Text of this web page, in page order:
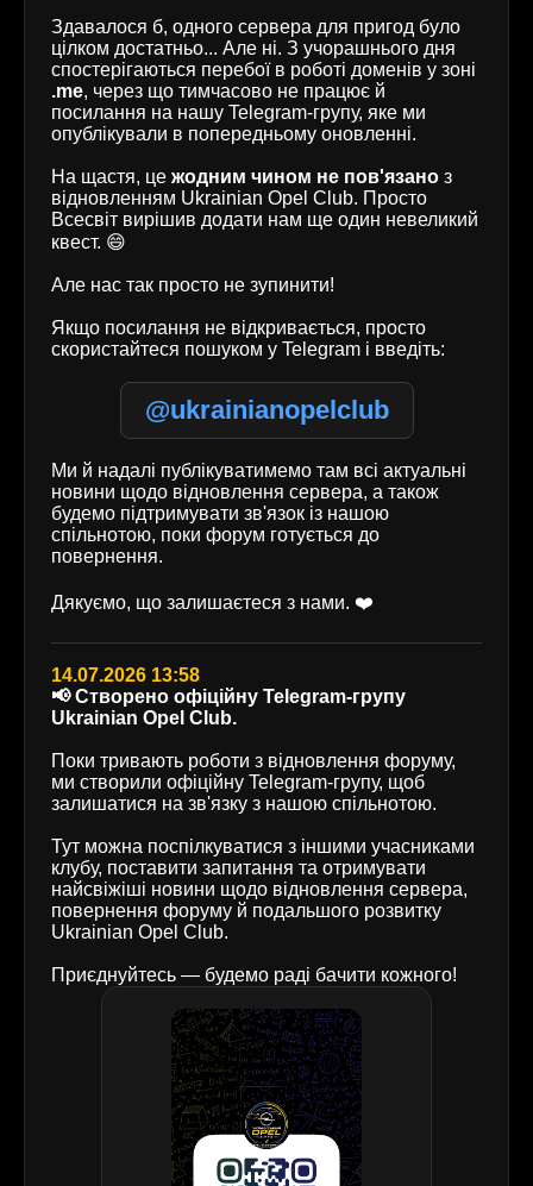
Здавалося б, одного сервера для пригод було
цілком достатньо... Але ні. З учорашнього дня
спостерігаються перебої в роботі доменів у зоні
.me, через що тимчасово не працює й
посилання на нашу Telegram-групу, яке ми
опублікували в попередньому оновленні.
На щастя, це жодним чином не пов'язано з
відновленням Ukrainian Opel Club. Просто
Всесвіт вирішив додати нам ще один невеликий
квест. 😄
Але нас так просто не зупинити!
Якщо посилання не відкривається, просто
скористайтеся пошуком у Telegram і введіть:
@ukrainianopelclub
Ми й надалі публікуватимемо там всі актуальні
новини щодо відновлення сервера, а також
будемо підтримувати зв'язок із нашою
спільнотою, поки форум готується до
повернення.
Дякуємо, що залишаєтеся з нами. ❤️
14.07.2026 13:58
📢 Створено офіційну Telegram-групу
Ukrainian Opel Club.
Поки тривають роботи з відновлення форуму,
ми створили офіційну Telegram-групу, щоб
залишатися на зв'язку з нашою спільнотою.
Тут можна поспілкуватися з іншими учасниками
клубу, поставити запитання та отримувати
найсвіжіші новини щодо відновлення сервера,
повернення форуму й подальшого розвитку
Ukrainian Opel Club.
Приєднуйтесь — будемо раді бачити кожного!